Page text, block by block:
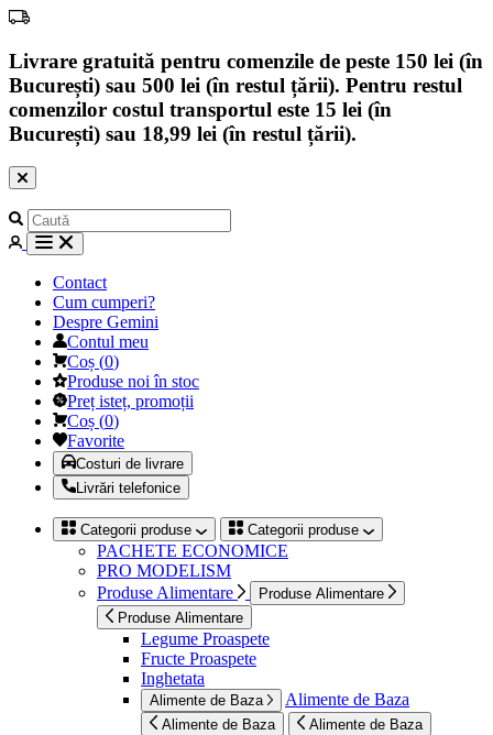
Livrare gratuită pentru comenzile de peste 150 lei (în
București) sau 500 lei (în restul țării). Pentru restul
comenzilor costul transportul este 15 lei (în
București) sau 18,99 lei (în restul țării).
Contact
Cum cumperi?
Despre Gemini
Contul meu
Coș (0)
Produse noi în stoc
Preț isteț, promoții
Coș (0)
Favorite
Costuri de livrare
Livrări telefonice
Categorii produse Categorii produse
PACHETE ECONOMICE
PRO MODELISM
Produse Alimentare
Produse Alimentare
Produse Alimentare
Legume Proaspete
Fructe Proaspete
Inghetata
Alimente de Baza Alimente de Baza
Alimente de Baza Alimente de Baza